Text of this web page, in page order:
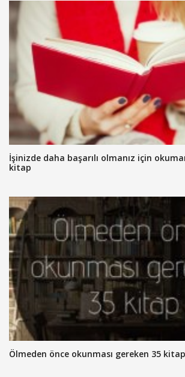
İşinizde daha başarılı olmanız için
kitap
Ölmeden önce okunması gereken 35 kitap